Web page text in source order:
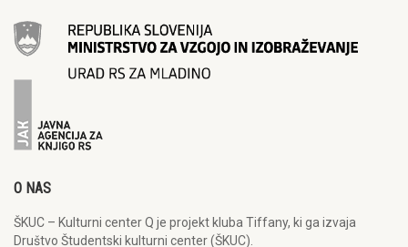
O NAS
ŠKUC – Kulturni center Q je projekt kluba Tiffany, ki ga izvaja
Društvo Študentski kulturni center (ŠKUC).